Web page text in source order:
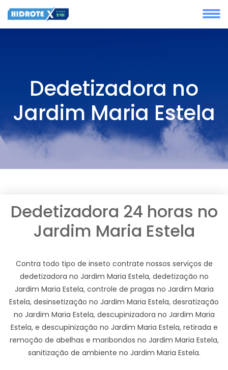
Dedetizadora no
Jardim Maria Estela
Dedetizadora 24 horas no
Jardim Maria Estela
Contra todo tipo de inseto contrate nossos serviços de
dedetizadora no Jardim Maria Estela, dedetização no
Jardim Maria Estela, controle de pragas no Jardim Maria
Estela, desinsetização no Jardim Maria Estela, desratização
no Jardim Maria Estela, descupinizadora no Jardim Maria
Estela, e descupinização no Jardim Maria Estela, retirada e
remoção de abelhas e maribondos no Jardim Maria Estela,
sanitização de ambiente no Jardim Maria Estela.